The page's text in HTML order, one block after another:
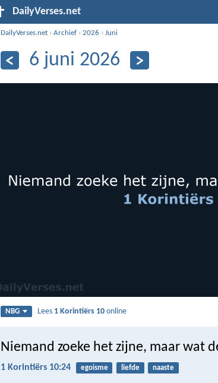
DailyVerses.net
DailyVerses.net ›Archief ›2026 ›Juni
6 juni 2026
NBG Lees 1 Korintiërs 10 online
Niemand zoeke het zijne, maar wat
1 Korintiërs 10:24 egoisme liefde naaste